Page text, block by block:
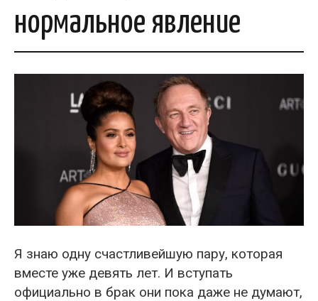
нормальное явление
Я знаю одну счастливейшую пару, которая
вместе уже девять лет. И вступать
официально в брак они пока даже не думают,